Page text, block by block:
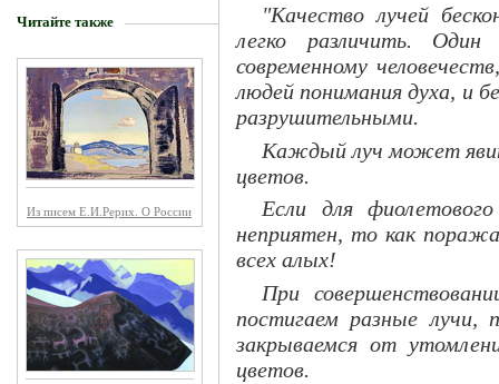
Читайте также
Из писем Е.И.Рерих. О России
"Качество лучей
легко различить.
современному
людей понимания духа, и
разрушительными.
Каждый луч может
цветов.
Если для
неприятен, то как
всех алых!
При
постигаем разные
закрываемся от
цветов.